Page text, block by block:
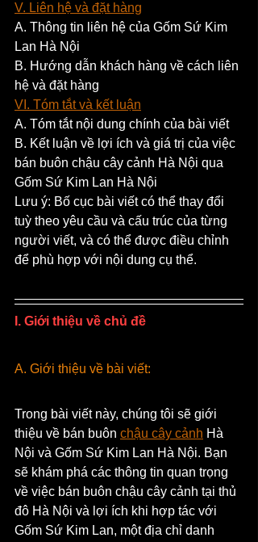
V. Liên hệ và đặt hàng
A. Thông tin liên hệ của Gốm Sứ Kim
Lan Hà Nội
B. Hướng dẫn khách hàng về cách liên
hệ và đặt hàng
VI. Tóm tắt và kết luận
A. Tóm tắt nội dung chính của bài viết
B. Kết luận về lợi ích và giá trị của việc
bán buôn chậu cây cảnh Hà Nội qua
Gốm Sứ Kim Lan Hà Nội
Lưu ý: Bố cục bài viết có thể thay đổi
tuỳ theo yêu cầu và cấu trúc của từng
người viết, và có thể được điều chỉnh
để phù hợp với nội dung cụ thể.
I. Giới thiệu về chủ đề
A. Giới thiệu về bài viết:
Trong bài viết này, chúng tôi sẽ giới
thiệu về bán buôn chậu cây cảnh Hà
Nội và Gốm Sứ Kim Lan Hà Nội. Bạn
sẽ khám phá các thông tin quan trọng
về việc bán buôn chậu cây cảnh tại thủ
đô Hà Nội và lợi ích khi hợp tác với
Gốm Sứ Kim Lan, một địa chỉ danh